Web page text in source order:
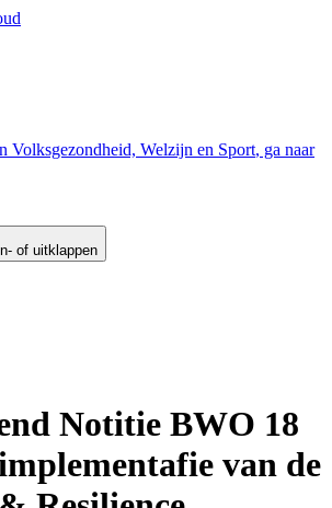
Volksgezondheid, Welzijn en Sport, ga naar
of uitklappen
Notitie BWO 18
van de